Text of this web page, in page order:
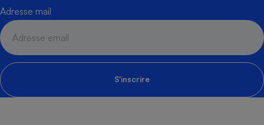
Adresse mail
S'inscrire